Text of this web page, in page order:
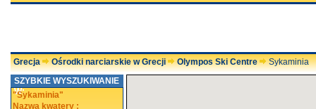
Grecja Ośrodki narciarskie w Grecji Olympos Ski Centre
Sykaminia
SZYBKIE WYSZUKIWANIE
W:
"Sykaminia"
Nazwa kwatery :